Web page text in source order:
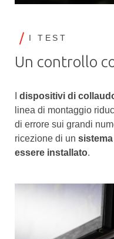
I TEST
Un controllo
dispositivi di
linea di montaggio
di errore sui grandi
ricezione di un
essere installato.